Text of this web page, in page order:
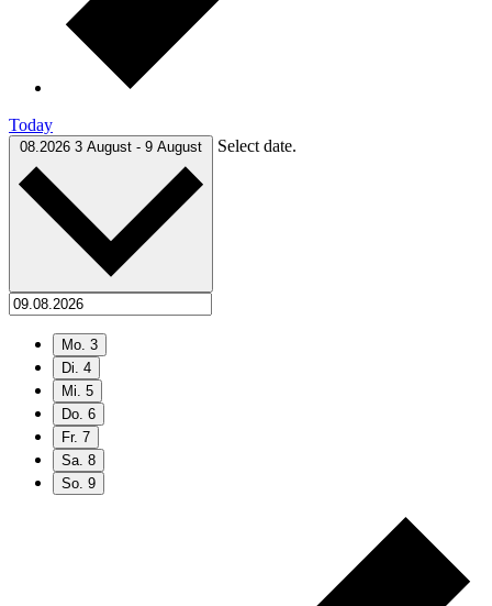
Today
08.2026 3 August - 9 August Select date.
Mo. 3
Di. 4
Mi. 5
Do. 6
Fr. 7
Sa. 8
So. 9